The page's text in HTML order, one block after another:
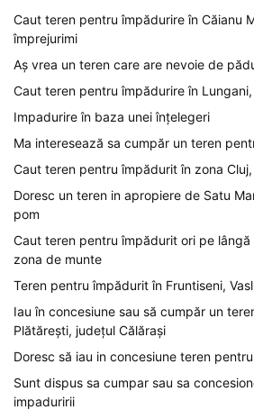
Caut teren pentru împădurire în Căianu
împrejurimi
Aș vrea un teren care are nevoie de
Caut teren pentru împădurire în
Impadurire în baza unei înțelegeri
Ma interesează sa cumpăr un teren
Caut teren pentru împădurit în zona
Doresc un teren in apropiere de Satu
pom
Caut teren pentru împădurit ori pe lângă
zona de munte
Teren pentru împădurit în Fruntiseni,
Iau în concesiune sau să cumpăr un
Plătărești, județul Călărași
Doresc să iau in concesiune teren
Sunt dispus sa cumpar sau sa
impaduririi